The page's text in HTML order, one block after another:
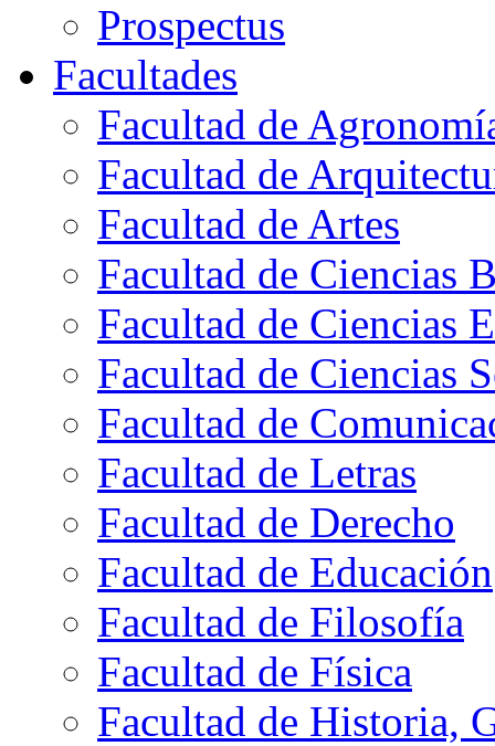
Prospectus
Facultades
Facultad de
Facultad de
Facultad de Artes
Facultad de Ciencias
Facultad de Ciencias
Facultad de Ciencias
Facultad de
Facultad de Letras
Facultad de Derecho
Facultad de Educación
Facultad de Filosofía
Facultad de Física
Facultad de Historia,